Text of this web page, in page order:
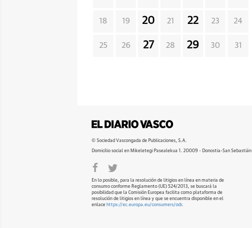
18 19 20 21 22 23 24
25 26 27 28 29 30 31
© Sociedad Vascongada de Publicaciones, S.A.
Domicilio social en Mikeletegi Pasealekua 1. 20009 - Donostia-San Sebastián
En lo posible, para la resolución de litigios en línea en materia de
consumo conforme Reglamento (UE) 524/2013, se buscará la
posibilidad que la Comisión Europea facilita como plataforma de
resolución de litigios en línea y que se encuentra disponible en el
enlace https://ec.europa.eu/consumers/odr.